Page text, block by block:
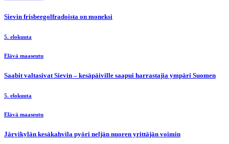
Sievin frisbeegolfradoista on moneksi
5. elokuuta
Elävä maaseutu
Saabit valtasivat Sievin – kesäpäiville saapui harrastajia ympäri Suomen
5. elokuuta
Elävä maaseutu
Järvikylän kesäkahvila pyöri neljän nuoren yrittäjän voimin